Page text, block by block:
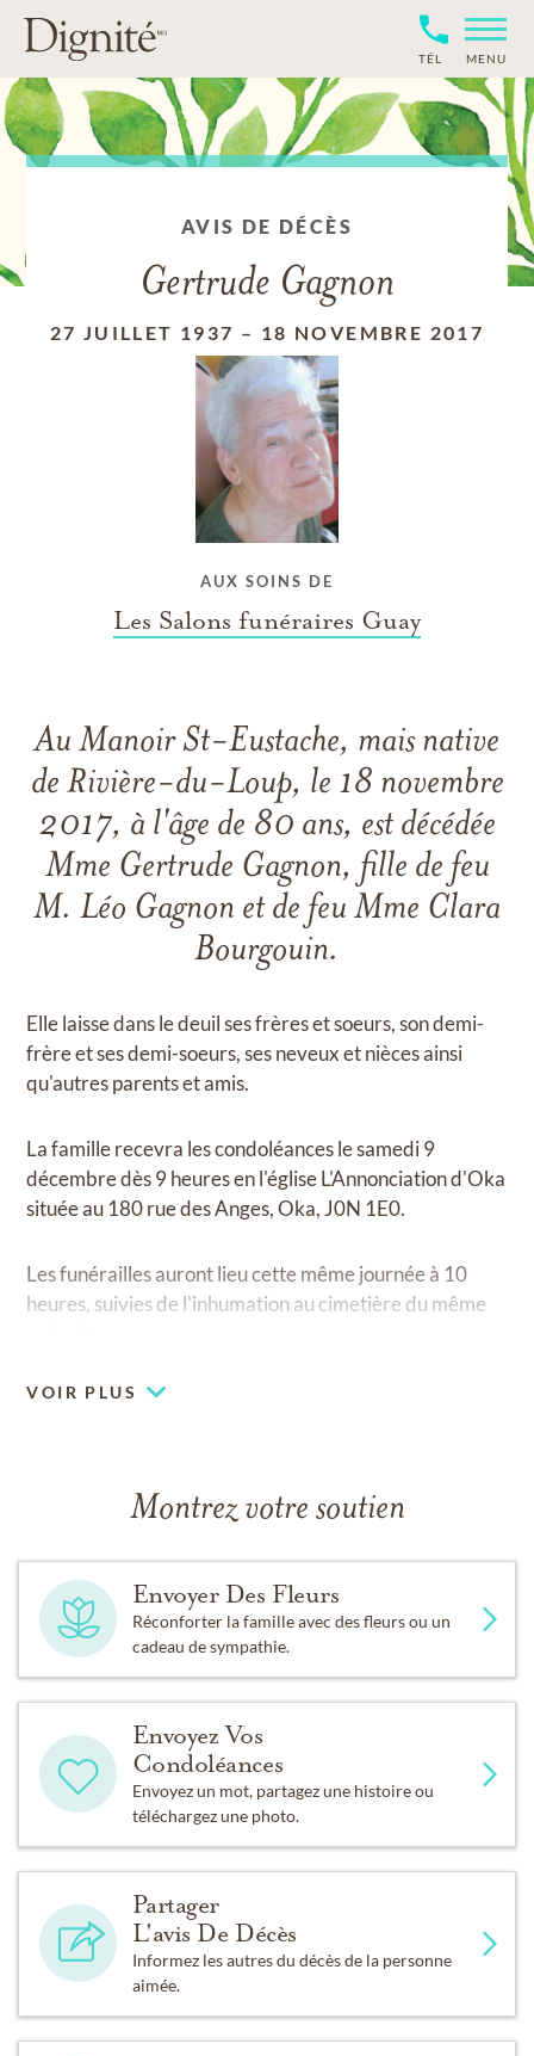
TÉL MENU
AVIS DE DÉCÈS
Gertrude Gagnon
27 JUILLET 1937 – 18 NOVEMBRE 2017
AUX SOINS DE
Les Salons funéraires Guay
Au Manoir St-Eustache, mais native
de Rivière-du-Loup, le 18 novembre
2017, à l'âge de 80 ans, est décédée
Mme Gertrude Gagnon, fille de feu
M. Léo Gagnon et de feu Mme Clara
Bourgouin.
Elle laisse dans le deuil ses frères et soeurs, son demi-
frère et ses demi-soeurs, ses neveux et nièces ainsi
qu'autres parents et amis.
La famille recevra les condoléances le samedi 9
décembre dès 9 heures en l'église L'Annonciation d'Oka
située au 180 rue des Anges, Oka, J0N 1E0.
Les funérailles auront lieu cette même journée à 10
heures, suivies de l'inhumation au cimetière du même
VOIR PLUS
Montrez votre soutien
Envoyer Des Fleurs
Réconforter la famille avec des fleurs ou un
cadeau de sympathie.
Envoyez Vos
Condoléances
Envoyez un mot, partagez une histoire ou
téléchargez une photo.
Partager
L'avis De Décès
Informez les autres du décès de la personne
aimée.